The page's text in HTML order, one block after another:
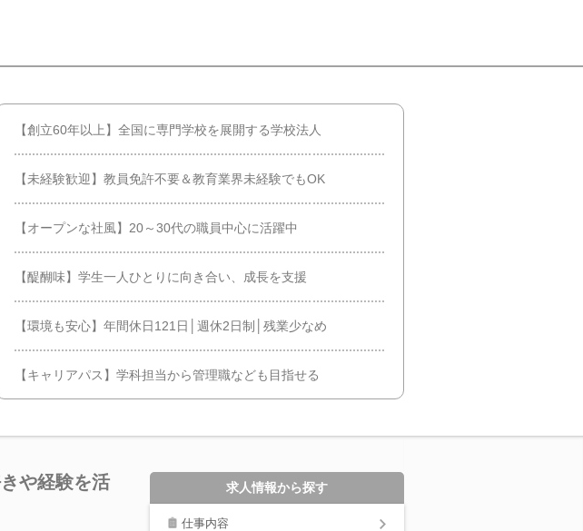
【創立60年以上】全国に専門学校を展開する学校法人
【未経験歓迎】教員免許不要＆教育業界未経験でもOK
【オープンな社風】20～30代の職員中心に活躍中
【醍醐味】学生一人ひとりに向き合い、成長を支援
【環境も安心】年間休日121日│週休2日制│残業少なめ
【キャリアパス】学科担当から管理職なども目指せる
や経験を活
求人情報から探す
仕事内容